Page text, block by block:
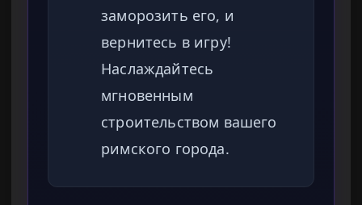
заморозить его, и
вернитесь в игру!
Наслаждайтесь
мгновенным
строительством вашего
римского города.